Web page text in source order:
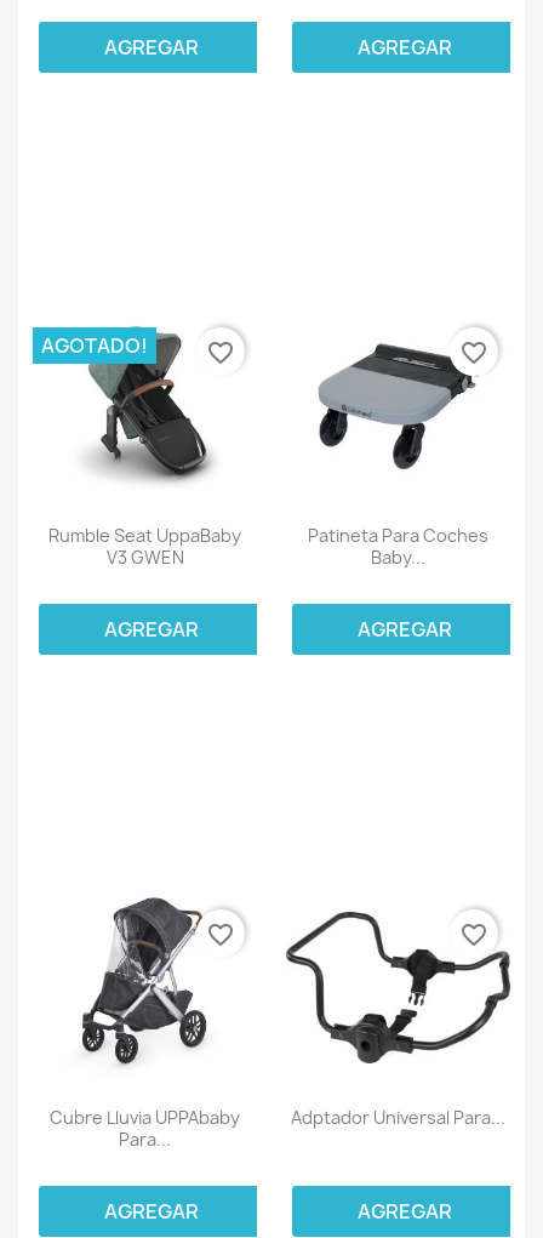
AGREGAR AGREGAR
Rumble Seat UppaBaby
V3 GWEN
AGOTADO!
AGREGAR
favorite_border
Patineta Para Coches
Baby...
AGREGAR
favorite_border
Cubre Lluvia UPPAbaby
Para...
AGREGAR
favorite_border
Adptador Universal Para...
AGREGAR
favorite_border